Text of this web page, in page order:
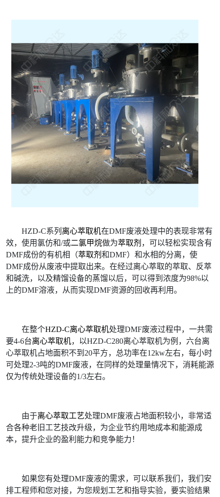
HZD-C系列 离心萃取机在DMF废液处理中的表现非常有
效，使用氯仿和/或二氯甲烷做为萃取剂 ，可以轻松实现含有
DMF成份的有机相（萃取剂 和DMF）和水相的分离，使
DMF成份从废液中提取出来。在经过离心萃取的萃取、反萃
和碱洗，以及精馏设备的蒸馏以后，可以得到浓度为98%以
上的DMF溶液，从而实现DMF资源的回收再利用。
在整个HZD-C离心萃取机处理DMF废液过程中，一共需
要4-6台离心萃取机，以HZD-C280离心萃取机为例，六台离
心萃取机占地面积不到20平方，总功率在12kw左右，每小时
可处理2-3吨的DMF废液，在同样的处理量情况下，消耗能源
仅为传统处理设备的1/3左右。
由于离心萃取工艺处理DMF废液占地面积较小，非常适
合各种老旧工艺技改升级，为企业节约用地成本和能源成
本，提升企业的盈利能力和竞争能力！
如果您有处理DMF废液的需求，可以联系我们，我们安
排工程师和您对接，为您规划工艺和指导实验，要实验结果